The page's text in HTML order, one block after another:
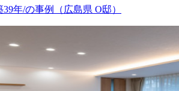
年/の事例（広島県 O邸）